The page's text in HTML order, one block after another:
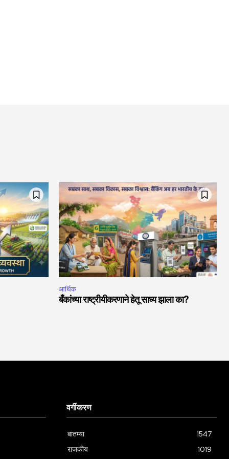
आर्थिक
बँकांच्या राष्ट्रीयीकरणाने हेतू साध्य झाला का?
वर्गीकरण
बातम्या
1547
राजकीय
1019